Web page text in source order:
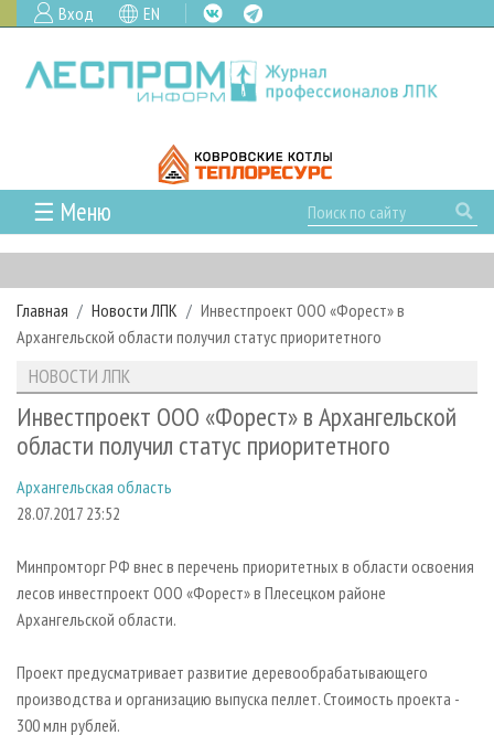
Вход EN
☰ Меню
ГЛАВНАЯ
РУБРИКИ И ТЕМЫ
РУБРИКИ ЖУРНАЛА
ЛЕСОЗАГОТОВКА
ЛЕСОПИЛЕНИЕ
СУШКА ДРЕВЕСИНЫ
ДЕРЕВЯННОЕ ДОМОСТРОЕНИЕ
ПРОИЗВОДСТВО МЕБЕЛИ
ЦБП
ИНСТРУМЕНТ И МАТЕРИАЛЫ
НОВОСТИ
НОВОСТИ ЛПК
НОВОСТИ ЖУРНАЛА
ПРОЕКТЫ ЛПИ
АНАЛИТИКА
ПРЕДПРИЯТИЯ ЛПК
ПЕРСОНЫ
ОФИЦИАЛЬНЫЕ ДЕЛЕГАЦИИ
ПРИОРИТЕТНЫЕ ИНВЕСТПРОЕКТЫ
ГАЗЕТА ЛЕСПРОМФОРУМ
БИБЛИОТЕКА СПЕЦИАЛИСТА
АРХИВ ЖУРНАЛОВ
О ЖУРНАЛЕ
ПОДПИСКА
КОНТАКТЫ
РЕКЛАМОДАТЕЛЯМ
РЕКЛАМА
Главная Новости ЛПК
Инвестпроект ООО «Форест» в
Архангельской области получил статус приоритетного
НОВОСТИ ЛПК
Инвестпроект ООО «Форест» в Архангельской
области получил статус приоритетного
Архангельская область
28.07.2017 23:52
Минпромторг РФ внес в перечень приоритетных в области освоения
лесов инвестпроект ООО «Форест» в Плесецком районе
Архангельской области.
Проект предусматривает развитие деревообрабатывающего
производства и организацию выпуска пеллет. Стоимость проекта -
300 млн рублей.